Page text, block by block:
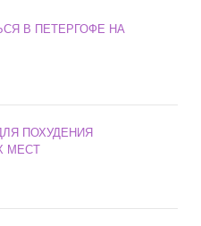
В ПЕТЕРГОФЕ НА
ПОХУДЕНИЯ
МЕСТ